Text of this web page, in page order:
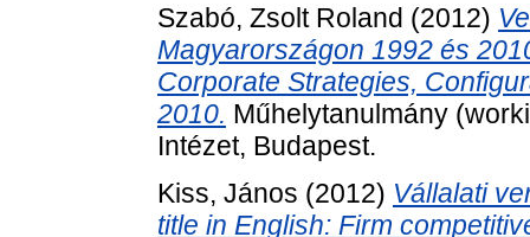
Szabó, Zsolt Roland (2012)
Magyarországon 1992 és
Corporate Strategies,
2010. Műhelytanulmány
Intézet, Budapest.
Kiss, János (2012) Vállalati
title in English: Firm